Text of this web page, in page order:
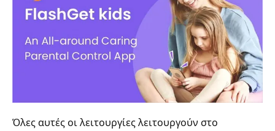
Όλες αυτές οι λειτουργίες λειτουργούν στο